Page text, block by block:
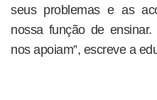
seus problemas e as
nossa função de
nos apoiam”, escreve a